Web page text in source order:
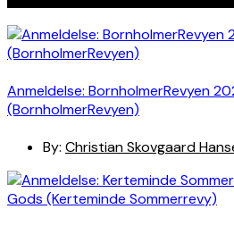
Anmeldelse: BornholmerRevyen
(BornholmerRevyen)
By: Christian Skovgaard